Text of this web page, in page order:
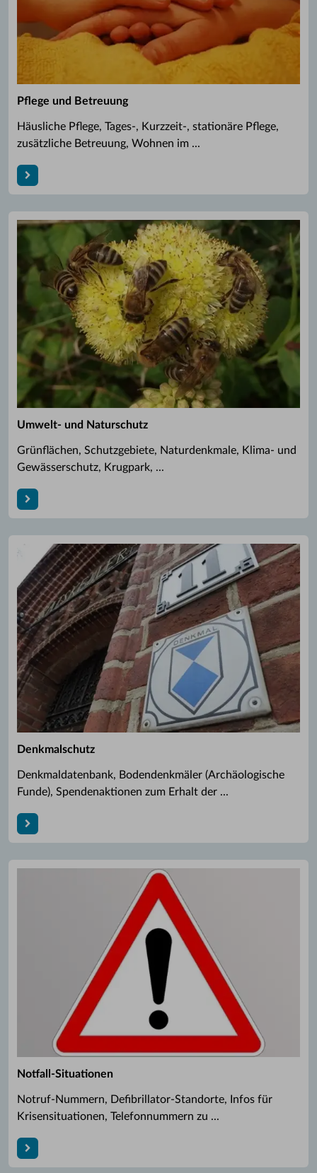
Pflege und Betreuung
Häusliche Pflege, Tages-, Kurzzeit-, stationäre Pflege,
zusätzliche Betreuung, Wohnen im ...
Umwelt- und Naturschutz
Grünflächen, Schutzgebiete, Naturdenkmale, Klima- und
Gewässerschutz, Krugpark, ...
Denkmalschutz
Denkmaldatenbank, Bodendenkmäler (Archäologische
Funde), Spendenaktionen zum Erhalt der ...
Notfall-Situationen
Notruf-Nummern, Defibrillator-Standorte, Infos für
Krisensituationen, Telefonnummern zu ...